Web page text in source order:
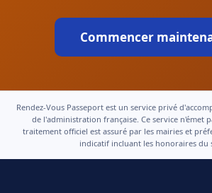
Commencer
Rendez-Vous Passeport est un service privé
de l'administration française. Ce service n'émet
traitement officiel est assuré par les mairies et
indicatif incluant les honoraires du